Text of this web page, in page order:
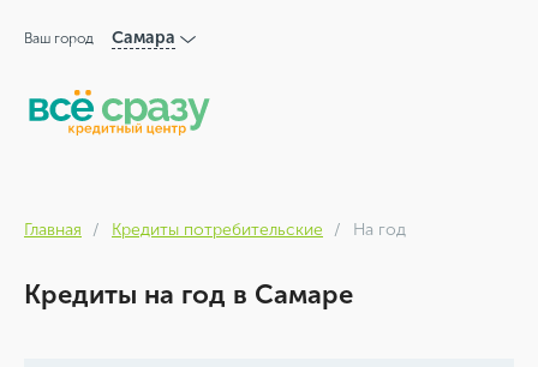
Ваш город Самара
Главная Кредиты потребительские На год
Кредиты на год в Самаре